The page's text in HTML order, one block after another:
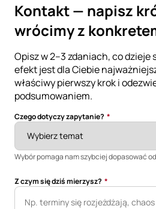
Kontakt — napisz
wrócimy z
Opisz w 2–3 zdaniach, co dzieje
efekt jest dla Ciebie
właściwy pierwszy krok i
podsumowaniem.
Czego dotyczy zapytanie? *
Wybór pomaga nam szybciej dopasować
Z czym się dziś mierzysz? *